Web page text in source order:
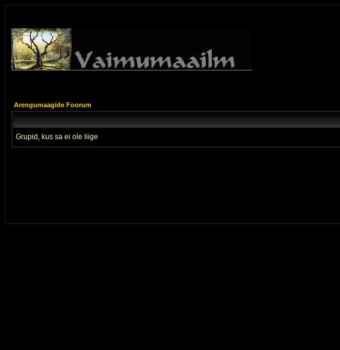
Arengumaagide Foorum
Grupid, kus sa ei ole liige